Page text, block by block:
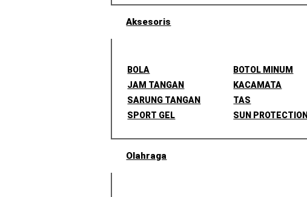
Aksesoris
BOLA BOTOL MINUM
JAM TANGAN
KACAMATA
SARUNG TANGAN
TAS
SPORT GEL
SUN PROTECTION
Olahraga